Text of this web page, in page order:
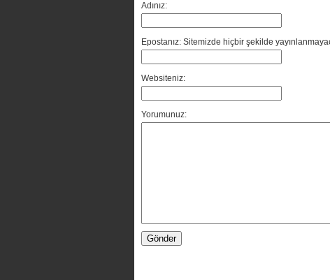
Adınız:
Epostanız: Sitemizde hiçbir şekilde
Websiteniz:
Yorumunuz: